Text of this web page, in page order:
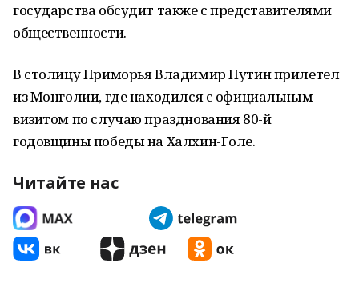
государства обсудит также с представителями
общественности.
В столицу Приморья Владимир Путин прилетел
из Монголии, где находился с официальным
визитом по случаю празднования 80-й
годовщины победы на Халхин-Голе.
Читайте нас